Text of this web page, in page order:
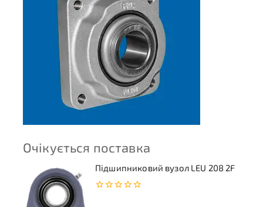
Очікується поставка
Підшипниковий вузол LEU 208 2F